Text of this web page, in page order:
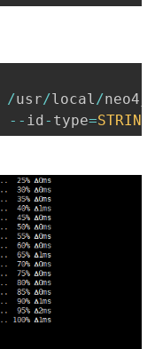
/usr/local /neo4j
-- id - type=STRING